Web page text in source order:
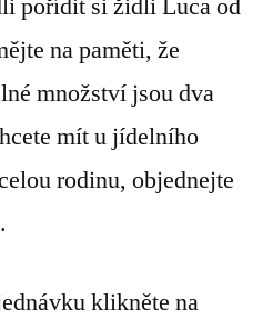
na paměti, že
množství jsou dva
mít u jídelního
rodinu, objednejte
klikněte na